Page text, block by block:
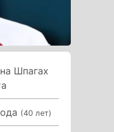
Шпагах
(40 лет)